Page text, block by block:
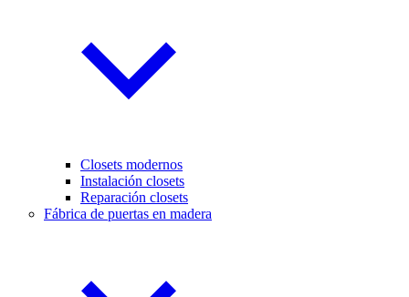
Closets modernos
Instalación closets
Reparación closets
Fábrica de puertas en madera